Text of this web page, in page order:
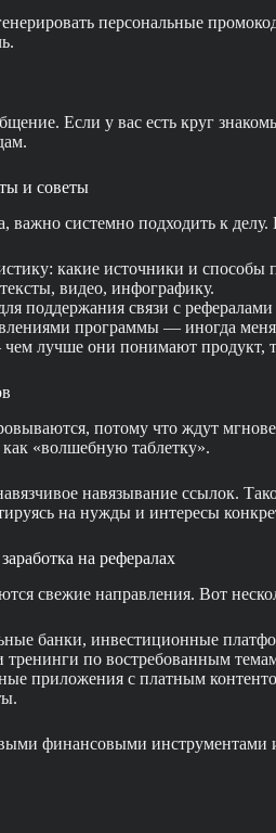
персональные
Если у вас есть круг
и советы
важно системно подходить к
какие источники и
видео, инфографику.
поддержания связи с
программы — иногда
лучше они понимают продукт,
потому что ждут
«волшебную таблетку».
навязывание ссылок.
на нужды и интересы
на рефералах
свежие направления. Вот
банки, инвестиционные
по востребованным
приложения с платным
финансовыми